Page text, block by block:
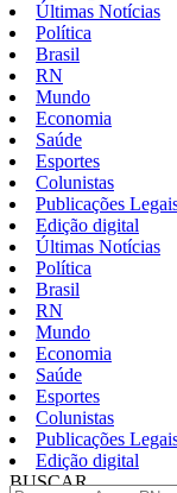
Últimas Notícias
Política
Brasil
RN
Mundo
Economia
Saúde
Esportes
Colunistas
Publicações
Edição digital
Últimas Notícias
Política
Brasil
RN
Mundo
Economia
Saúde
Esportes
Colunistas
Publicações
Edição digital
BUSCAR